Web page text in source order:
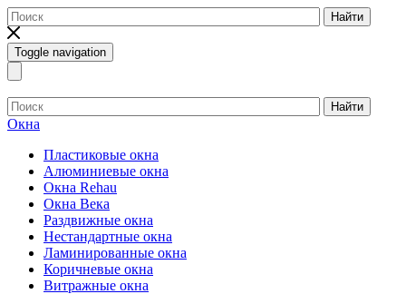
Найти
Toggle navigation
Найти
Окна
Пластиковые окна
Алюминиевые окна
Окна Rehau
Окна Века
Раздвижные окна
Нестандартные окна
Ламинированные окна
Коричневые окна
Витражные окна